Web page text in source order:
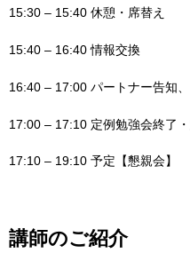
15:30 – 15:40 休憩・席替え
15:40 – 16:40 情報交換
16:40 – 17:00 パートナー告知
17:00 – 17:10 定例勉強会終了
17:10 – 19:10 予定【懇親会】
講師のご紹介